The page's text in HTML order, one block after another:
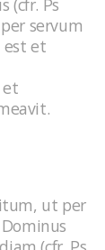
servum
est et
et
ut per